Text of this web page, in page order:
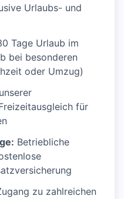
Urlaubs- und
Tage Urlaub im
bei besonderen
oder Umzug)
für
Betriebliche
zu zahlreichen